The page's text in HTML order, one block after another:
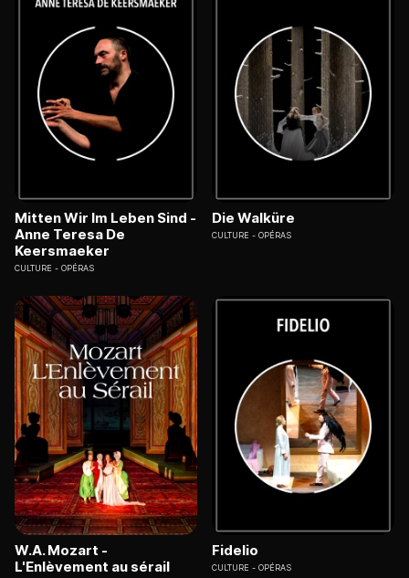
Mitten Wir Im Leben Sind -
Anne Teresa De
Keersmaeker
CULTURE OPÉRAS
Die Walküre
CULTURE OPÉRAS
W.A. Mozart -
L'Enlèvement au sérail
Fidelio
CULTURE OPÉRAS